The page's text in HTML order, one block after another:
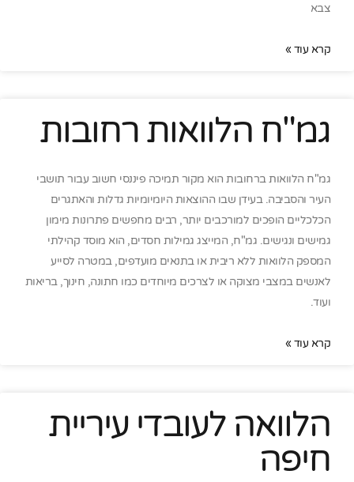
צבא
קרא עוד »
גמ"ח הלוואות רחובות
גמ"ח הלוואות ברחובות הוא מקור תמיכה פיננסי חשוב עבור תושבי
העיר והסביבה. בעידן שבו ההוצאות היומיומיות גדלות והאתגרים
הכלכליים הופכים למורכבים יותר, רבים מחפשים פתרונות מימון
גמישים ונגישים. גמ"ח, המייצג גמילות חסדים, הוא מוסד קהילתי
המספק הלוואות ללא ריבית או בתנאים מועדפים, במטרה לסייע
לאנשים במצבי מצוקה או לצרכים מיוחדים כמו חתונה, חינוך, בריאות
ועוד.
קרא עוד »
הלוואה לעובדי עיריית
חיפה